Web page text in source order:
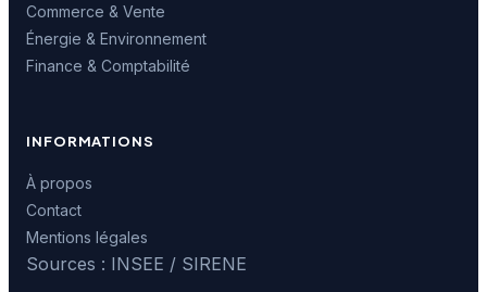
Commerce & Vente
Énergie & Environnement
Finance & Comptabilité
INFORMATIONS
À propos
Contact
Mentions légales
Sources : INSEE / SIRENE